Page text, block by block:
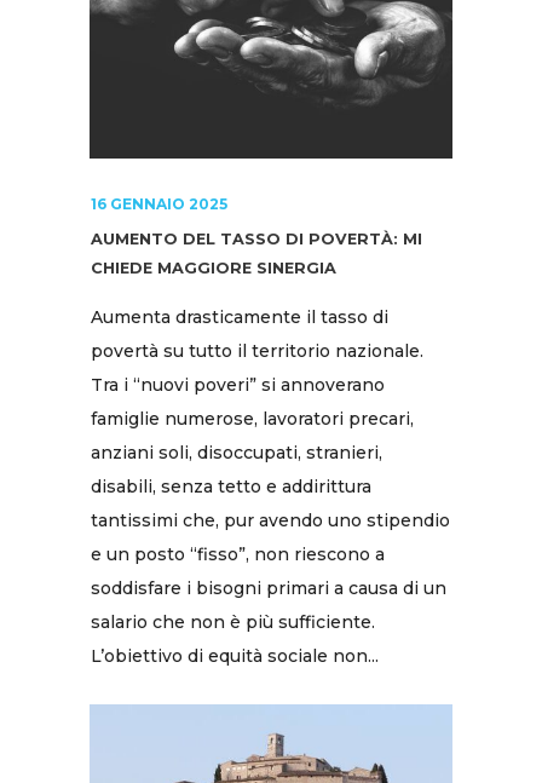
16 GENNAIO 2025
AUMENTO DEL TASSO DI POVERTÀ: MI
CHIEDE MAGGIORE SINERGIA
Aumenta drasticamente il tasso di
povertà su tutto il territorio nazionale.
Tra i “nuovi poveri” si annoverano
famiglie numerose, lavoratori precari,
anziani soli, disoccupati, stranieri,
disabili, senza tetto e addirittura
tantissimi che, pur avendo uno stipendio
e un posto “fisso”, non riescono a
soddisfare i bisogni primari a causa di un
salario che non è più sufficiente.
L’obiettivo di equità sociale non...